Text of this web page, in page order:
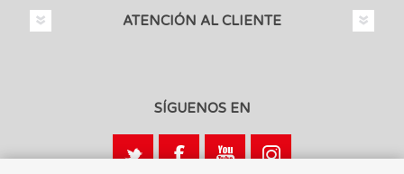
ATENCIÓN AL CLIENTE
SÍGUENOS EN